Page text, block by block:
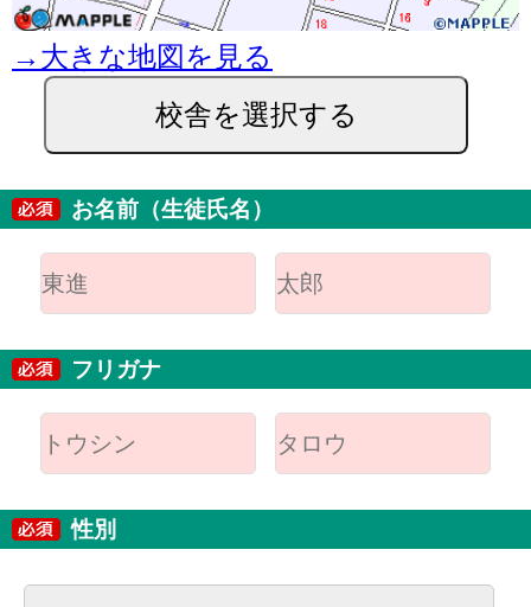
→大きな地図を見る
校舎を選択する
お名前（生徒氏名）
フリガナ
性別